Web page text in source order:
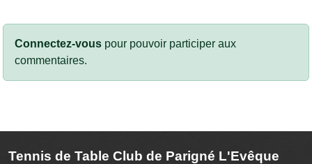
Connectez-vous pour pouvoir participer aux
commentaires.
Tennis de Table Club de Parigné L'Evêque